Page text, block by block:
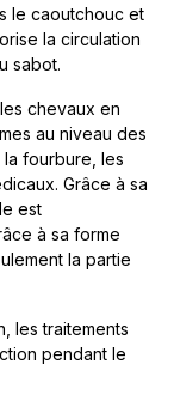
le caoutchouc et
la circulation
sabot.
chevaux en
au niveau des
fourbure, les
Grâce à sa
est
à sa forme
la partie
les traitements
pendant le